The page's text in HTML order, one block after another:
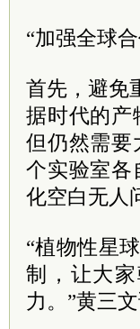
“加强全球
首先，避免
据时代的产
但仍然需要
个实验室各
化空白无人
“植物性星
制，让大
力。”黄三文